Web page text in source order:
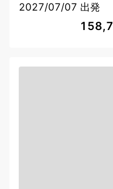
2027/07/07 出発